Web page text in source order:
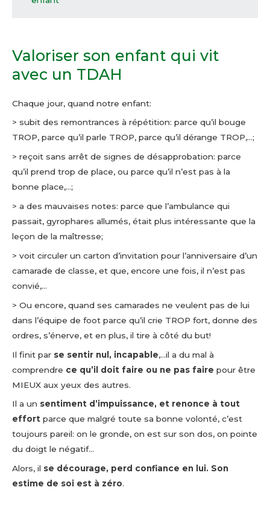
Valoriser son enfant qui vit
avec un TDAH
Chaque jour, quand notre enfant:
> subit des remontrances à répétition: parce qu’il bouge
TROP, parce qu’il parle TROP, parce qu’il dérange TROP,…;
> reçoit sans arrêt de signes de désapprobation: parce
qu’il prend trop de place, ou parce qu’il n’est pas à la
bonne place,…;
> a des mauvaises notes: parce que l’ambulance qui
passait, gyrophares allumés, était plus intéressante que la
leçon de la maîtresse;
> voit circuler un carton d’invitation pour l’anniversaire d’un
camarade de classe, et que, encore une fois, il n’est pas
convié,…
> Ou encore, quand ses camarades ne veulent pas de lui
dans l’équipe de foot parce qu’il crie TROP fort, donne des
ordres, s’énerve, et en plus, il tire à côté du but!
Il finit par se sentir nul, incapable,…il a du mal à
comprendre ce qu’il doit faire ou ne pas faire pour être
MIEUX aux yeux des autres.
Il a un sentiment d’impuissance, et renonce à tout
effort parce que malgré toute sa bonne volonté, c’est
toujours pareil: on le gronde, on est sur son dos, on pointe
du doigt le négatif…
Alors, il se décourage, perd confiance en lui. Son
estime de soi est à zéro.